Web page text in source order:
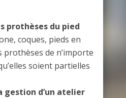
prothèses du pied
coques, pieds en
prothèses de n’importe
soient partielles
gestion d’un atelier